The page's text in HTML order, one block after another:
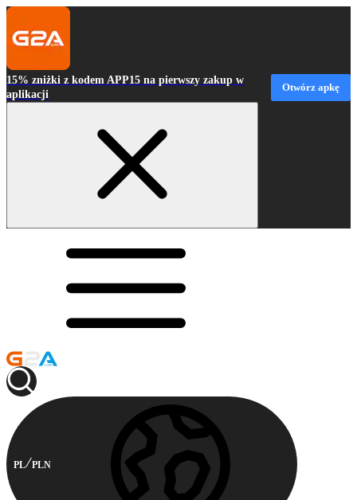
15% zniżki z kodem APP15 na pierwszy zakup w
aplikacji
Otwórz apkę
PL PLN